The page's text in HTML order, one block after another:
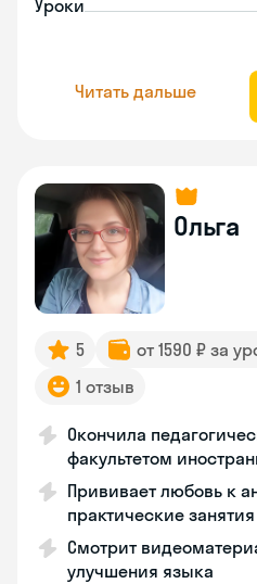
Уроки
Читать дальше
Ольга
5 от 1590 ₽ за
1 отзыв
Окончила
факультетом
Прививает любовь к
практические занятия
Смотрит
улучшения языка